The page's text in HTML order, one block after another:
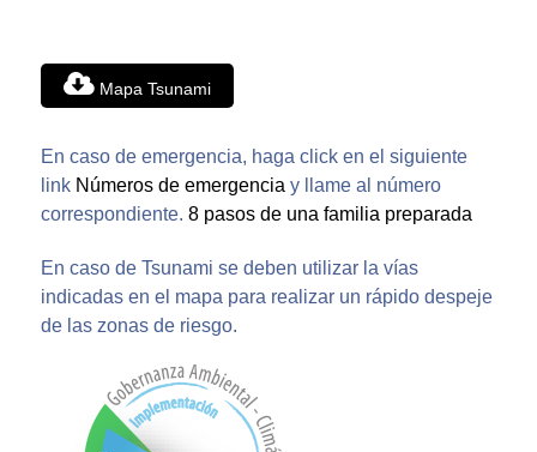
Mapa Tsunami
En caso de emergencia, haga click en el siguiente
link Números de emergencia y llame al número
correspondiente. 8 pasos de una familia preparada
En caso de Tsunami se deben utilizar la vías
indicadas en el mapa para realizar un rápido despeje
de las zonas de riesgo.